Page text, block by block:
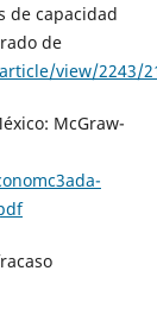
de capacidad
de
view/2243/
McGraw-